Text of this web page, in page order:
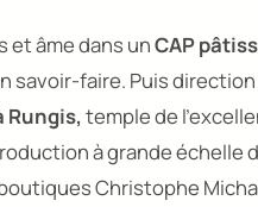
et âme dans unCAP
savoir-faire. Puis
Rungis, temple de
à grande échelle
Christophe